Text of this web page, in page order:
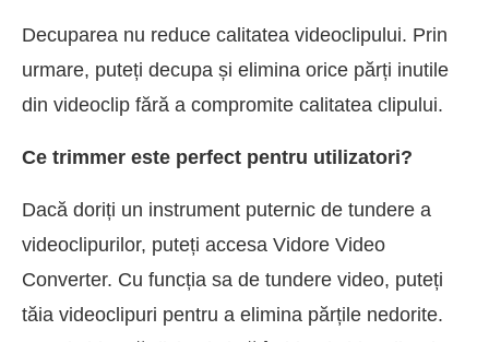
Decuparea nu reduce calitatea videoclipului. Prin
urmare, puteți decupa și elimina orice părți inutile
din videoclip fără a compromite calitatea clipului.
Ce trimmer este perfect pentru utilizatori?
Dacă doriți un instrument puternic de tundere a
videoclipurilor, puteți accesa Vidore Video
Converter. Cu funcția sa de tundere video, puteți
tăia videoclipuri pentru a elimina părțile nedorite.